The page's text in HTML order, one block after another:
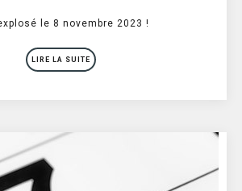
le 8 novembre 2023 !
LIRE LA SUITE